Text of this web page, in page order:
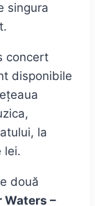
singura
concert
disponibile
la
lei.
două
Waters –